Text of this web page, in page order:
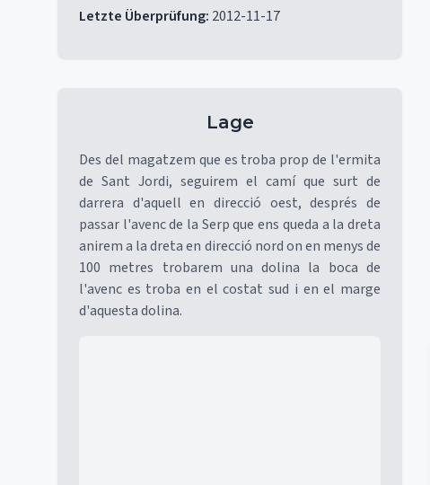
Letzte Überprüfung: 2012-11-17
Lage
Des del magatzem que es troba prop de l'ermita
de Sant Jordi, seguirem el camí que surt de
darrera d'aquell en direcció oest, després de
passar l'avenc de la Serp que ens queda a la dreta
anirem a la dreta en direcció nord on en menys de
100 metres trobarem una dolina la boca de
l'avenc es troba en el costat sud i en el marge
d'aquesta dolina.